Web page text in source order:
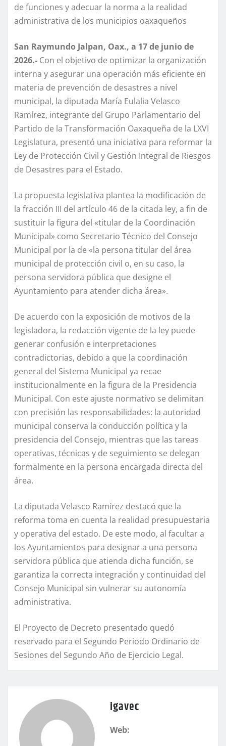
de funciones y adecuar la norma a la realidad
administrativa de los municipios oaxaqueños
San Raymundo Jalpan, Oax., a 17 de junio de
2026.- Con el objetivo de optimizar la organización
interna y asegurar una operación más eficiente en
materia de prevención de desastres a nivel
municipal, la diputada María Eulalia Velasco
Ramírez, integrante del Grupo Parlamentario del
Partido de la Transformación Oaxaqueña de la LXVI
Legislatura, presentó una iniciativa para reformar la
Ley de Protección Civil y Gestión Integral de Riesgos
de Desastres para el Estado.
La propuesta legislativa plantea la modificación de
la fracción III del artículo 46 de la citada ley, a fin de
sustituir la figura del «titular de la Coordinación
Municipal» como Secretario Técnico del Consejo
Municipal por la de «la persona titular del área
municipal de protección civil o, en su caso, la
persona servidora pública que designe el
Ayuntamiento para atender dicha área».
De acuerdo con la exposición de motivos de la
legisladora, la redacción vigente de la ley puede
generar confusión e interpretaciones
contradictorias, debido a que la coordinación
general del Sistema Municipal ya recae
institucionalmente en la figura de la Presidencia
Municipal. Con este ajuste normativo se delimitan
con precisión las responsabilidades: la autoridad
municipal conserva la conducción política y la
presidencia del Consejo, mientras que las tareas
operativas, técnicas y de seguimiento se delegan
formalmente en la persona encargada directa del
área.
La diputada Velasco Ramírez destacó que la
reforma toma en cuenta la realidad presupuestaria
y operativa del estado. De este modo, al facultar a
los Ayuntamientos para designar a una persona
servidora pública que atienda dicha función, se
garantiza la correcta integración y continuidad del
Consejo Municipal sin vulnerar su autonomía
administrativa.
El Proyecto de Decreto presentado quedó
reservado para el Segundo Periodo Ordinario de
Sesiones del Segundo Año de Ejercicio Legal.
igavec
Web: